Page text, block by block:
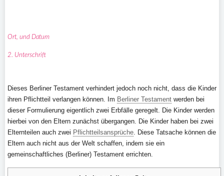
Ort, und Datum
2. Unterschrift
Dieses Berliner Testament verhindert jedoch noch nicht, dass die Kinder
ihren Pflichtteil verlangen können. Im Berliner Testament werden bei
dieser Formulierung eigentlich zwei Erbfälle geregelt. Die Kinder werden
hierbei von den Eltern zunächst übergangen. Die Kinder haben bei zwei
Elternteilen auch zwei Pflichtteilsansprüche. Diese Tatsache können die
Eltern auch nicht aus der Welt schaffen, indem sie ein
gemeinschaftliches (Berliner) Testament errichten.